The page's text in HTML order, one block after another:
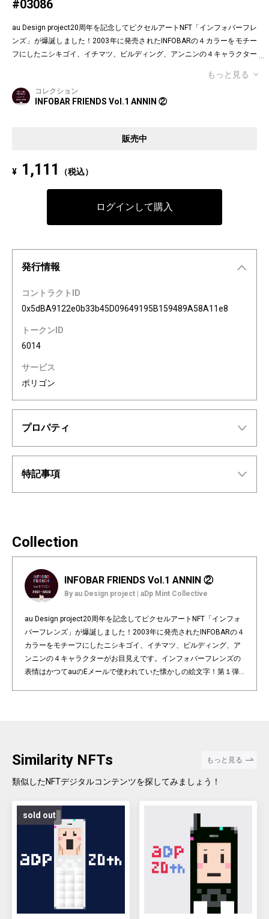
#03086
au Design project20周年を記念してピクセルアートNFT「インフォバーフレ
ンズ」が爆誕しました！2003年に発売されたINFOBARの４カラーをモチー
フにしたニシキゴイ、イチマツ、ビルディング、アンニンの４キャラクター
れていた懐かしの絵文字！第１弾は全て絵柄の異なるaDp20thロゴ入り特別
版です。「キャラクター×表情×背景色」の組み合わせパターンは3,200種類
♪あなたのお気に入りはどれですか？
Pixel art NFT "INFOBAR Friends" was created to commemorate the 20th a
3. The expressions on the INFOBAR FRIENDS' faces are nostalgic pictogra
mbination patterns of "character x expression x background color."
もっと見る
コレクション
INFOBAR FRIENDS Vol.1 ANNIN ②
販売中
¥ 1,111 （税込）
ログインして購入
発行情報
コントラクトID
0x5dBA9122e0b33b45D09649195B159489A58A11e8
トークンID
6014
サービス
ポリゴン
プロパティ
特記事項
Collection
INFOBAR FRIENDS Vol.1 ANNIN ②
By au Design project | aDp Mint Collective
au Design project20周年を記念してピクセルアートNFT「インフォ
バーフレンズ」が爆誕しました！2003年に発売されたINFOBARの４
カラーをモチーフにしたニシキゴイ、イチマツ、ビルディング、ア
ンニンの４キャラクターがお目見えです。インフォバーフレンズの
表情はかつてauのEメールで使われていた懐かしの絵文字！第１弾
the INFOBAR FRIENDS' faces are nostalgic pictograms once used
in au e-mail! The first edition is a special edition with the aDp20th l
mbination patterns of "character x expression x background colo
r".
Similarity NFTs もっと見る
類似したNFTデジタルコンテンツを探してみましょう！
sold out